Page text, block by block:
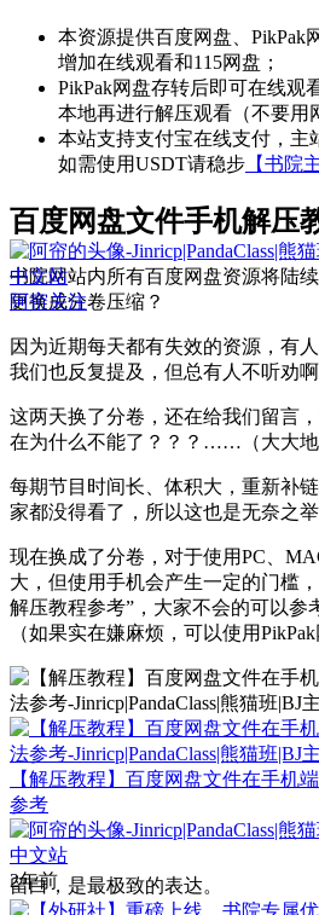
本资源提供百度网盘、PikPak
增加在线观看和115网盘；
PikPak网盘存转后即可在线观
本地再进行解压观看（不要用
本站支持支付宝在线支付，主
如需使用USDT请稳步 【书院
百度网盘文件手机解压
书院网站内所有百度网盘资源将陆
更换成分卷压缩？
因为近期每天都有失效的资源，有
我们也反复提及，但总有人不听劝
这两天换了分卷，还在给我们留言
在为什么不能了？？？……（大大地
每期节目时间长、体积大，重新补
家都没得看了，所以这也是无奈之举
现在换成了分卷，对于使用PC、
大，但使用手机会产生一定的门槛
解压教程参考”，大家不会的可以参
（如果实在嫌麻烦，可以使用PikPak
【解压教程】百度网盘文件在手机
参考
2年前
阿帘关注
留白，是最极致的表达。